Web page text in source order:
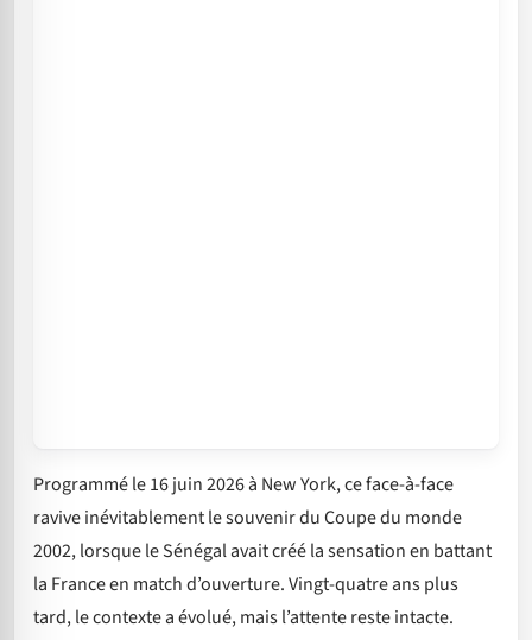
Programmé le 16 juin 2026 à New York, ce face-à-face
ravive inévitablement le souvenir du Coupe du monde
2002, lorsque le Sénégal avait créé la sensation en battant
la France en match d’ouverture. Vingt-quatre ans plus
tard, le contexte a évolué, mais l’attente reste intacte.